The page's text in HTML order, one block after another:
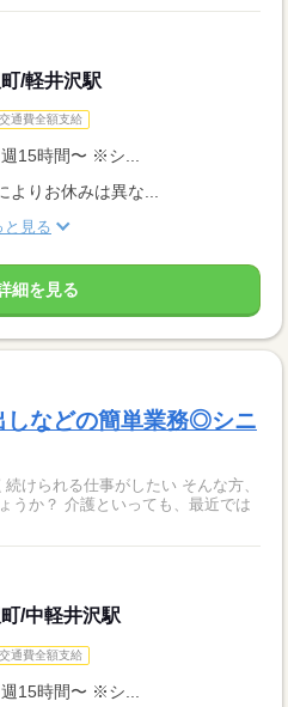
/軽井沢駅
交通費全額支給
15時間〜 ※シ...
りお休みは異な...
と見る
細を見る
しなどの簡単業務◎シニ
る仕事がしたい そんな方、
、最近では
/中軽井沢駅
交通費全額支給
15時間〜 ※シ...